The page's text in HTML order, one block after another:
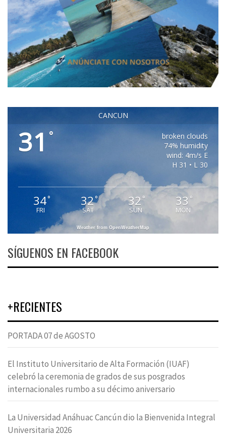
CANCUN
31 °
broken clouds
74% humidity
wind: 4m/s E
H 31 • L 30
34°
FRI
32°
SAT
32 °
SUN
33 °
MON
Weather from OpenWeatherMap
SÍGUENOS EN FACEBOOK
+RECIENTES
PORTADA 07 de AGOSTO
El Instituto Universitario de Alta Formación (IUAF)
celebró la ceremonia de grados de sus posgrados
internacionales rumbo a su décimo aniversario
La Universidad Anáhuac Cancún dio la Bienvenida Integral
Universitaria 2026